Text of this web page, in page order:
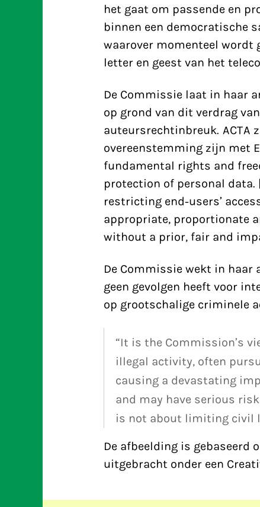
het gaat om passende en
binnen een democratische
waarover momenteel wordt
letter en geest van het
De Commissie laat in haar
op grond van dit verdrag
auteursrechtinbreuk. ACTA
overeenstemming zijn met
fundamental rights and
protection of personal data.
restricting end-users’
appropriate, proportionate
without a prior, fair and
De Commissie wekt in haar
geen gevolgen heeft voor
op grootschalige criminele
“It is the Commission’s
illegal activity, often
causing a devastating
and may have serious
is not about limiting civil
De afbeelding is gebaseerd
uitgebracht onder een